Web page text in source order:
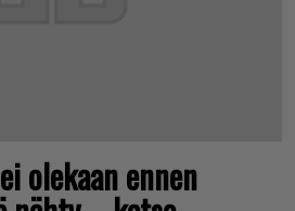
olekaan ennen